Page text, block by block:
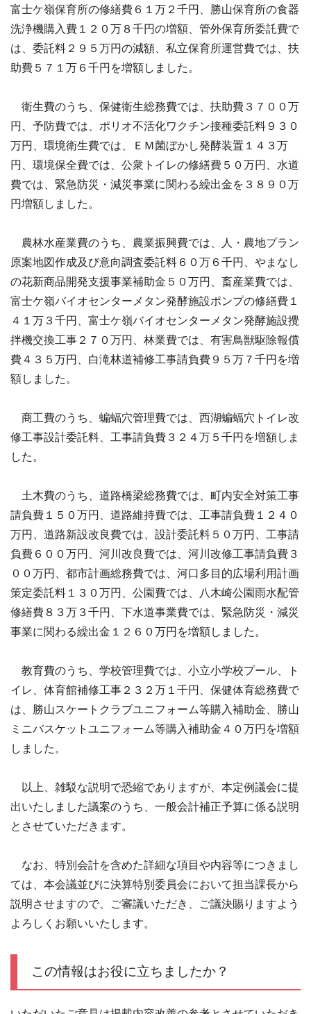
富士ケ嶺保育所の修繕費６１万２千円、勝山保育所の食器
洗浄機購入費１２０万８千円の増額、管外保育所委託費で
は、委託料２９５万円の減額、私立保育所運営費では、扶
助費５７１万６千円を増額しました。
衛生費のうち、保健衛生総務費では、扶助費３７００万
円、予防費では、ポリオ不活化ワクチン接種委託料９３０
万円、環境衛生費では、ＥＭ菌ぼかし発酵装置１４３万
円、環境保全費では、公衆トイレの修繕費５０万円、水道
費では、緊急防災・減災事業に関わる繰出金を３８９０万
円増額しました。
農林水産業費のうち、農業振興費では、人・農地プラン
原案地図作成及び意向調査委託料６０万６千円、やまなし
の花新商品開発支援事業補助金５０万円、畜産業費では、
富士ケ嶺バイオセンターメタン発酵施設ポンプの修繕費１
４１万３千円、富士ケ嶺バイオセンターメタン発酵施設攪
拌機交換工事２７０万円、林業費では、有害鳥獣駆除報償
費４３５万円、白滝林道補修工事請負費９５万７千円を増
額しました。
商工費のうち、蝙蝠穴管理費では、西湖蝙蝠穴トイレ改
修工事設計委託料、工事請負費３２４万５千円を増額しま
した。
土木費のうち、道路橋梁総務費では、町内安全対策工事
請負費１５０万円、道路維持費では、工事請負費１２４０
万円、道路新設改良費では、設計委託料５０万円、工事請
負費６００万円、河川改良費では、河川改修工事請負費３
００万円、都市計画総務費では、河口多目的広場利用計画
策定委託料１３０万円、公園費では、八木崎公園雨水配管
修繕費８３万３千円、下水道事業費では、緊急防災・減災
事業に関わる繰出金１２６０万円を増額しました。
教育費のうち、学校管理費では、小立小学校プール、ト
イレ、体育館補修工事２３２万１千円、保健体育総務費で
は、勝山スケートクラブユニフォーム等購入補助金、勝山
ミニバスケットユニフォーム等購入補助金４０万円を増額
しました。
以上、雑駁な説明で恐縮でありますが、本定例議会に提
出いたしました議案のうち、一般会計補正予算に係る説明
とさせていただきます。
なお、特別会計を含めた詳細な項目や内容等につきまし
ては、本会議並びに決算特別委員会において担当課長から
説明させますので、ご審議いただき、ご議決賜りますよう
よろしくお願いいたします。
この情報はお役に立ちましたか？